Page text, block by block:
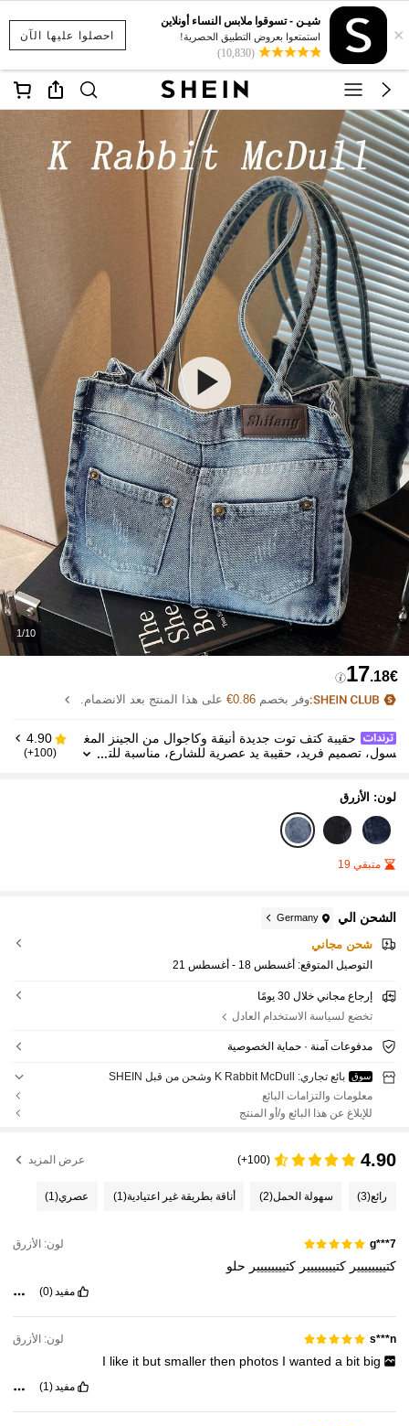
احصلوا عليها الآن ×
شيـن - تسوقوا ملابس النساء أونلاين
استمتعوا بعروض التطبيق الحصرية!
(10,830)
1/10
17.18€
وفر بخصم0.86€ على هذا المنتج بعد الانضمام.
حقيبة كتف توت جديدة أنيقة وكاجوال من الجينز المغ
سول، تصميم فريد، حقيبة يد عصرية للشارع، مناسبة للت
4.90
(100+)
لون: الأزرق
متبقي 19
الشحن الي Germany
شحن مجاني
التوصيل المتوقع: أغسطس 18 - أغسطس 21
إرجاع مجاني خلال 30 يومًا
تخضع لسياسة الاستخدام العادل
مدفوعات آمنة · حماية الخصوصية
سوق
بائع تجاري: K Rabbit McDull وشحن من قبل SHEIN
معلومات والتزامات البائع
للإبلاغ عن هذا البائع و/أو المنتج
4.90
(100+) عرض المزيد
رائع(3) سهولة الحمل(2) أناقة بطريقة غير اعتيادية(1) عصري(1)
g***7 لون: الأزرق
كتييييييييركتييييييييركتيييييييير حلو
مفيد(0)
s***n لون: الأزرق
I like it butsmallerthen photos Iwanteda bit big
مفيد(1)